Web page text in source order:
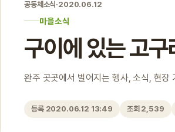
공동체소식·2020.06.12
마을소식
구이에 있는 고
완주 곳곳에서 벌어지는 행사, 소식, 현장
등록 2020.06.12 13:49 조회 2,539